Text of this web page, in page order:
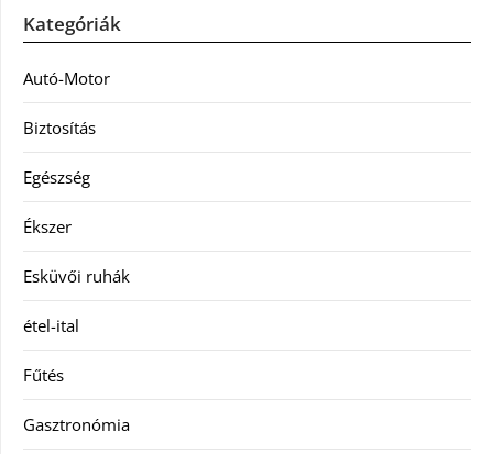
Kategóriák
Autó-Motor
Biztosítás
Egészség
Ékszer
Esküvői ruhák
étel-ital
Fűtés
Gasztronómia